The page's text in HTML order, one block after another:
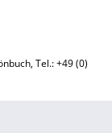
Tel.: +49 (0)